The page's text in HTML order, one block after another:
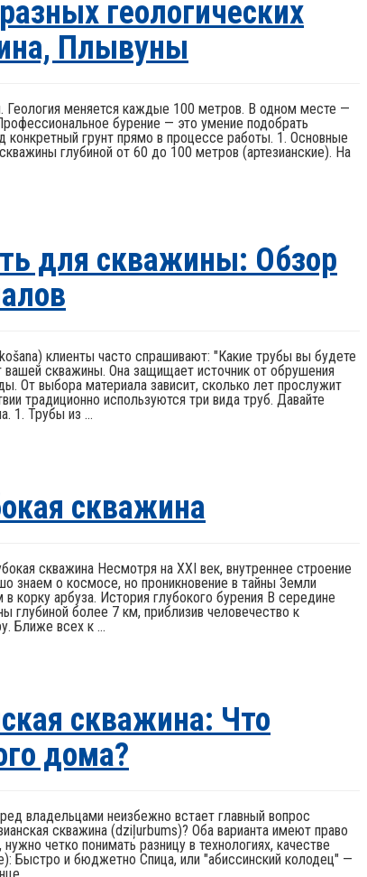
геологических
Плывуны
Геология меняется каждые 100 метров. В одном месте —
бурение — это умение подобрать
конкретный грунт прямо в процессе работы. 1. Основные
глубиной от 60 до 100 метров (артезианские). На
для скважины: Обзор
клиенты часто спрашивают: "Какие трубы вы будете
вашей скважины. Она защищает источник от обрушения
От выбора материала зависит, сколько лет прослужит
традиционно используются три вида труб. Давайте
1. Трубы из ...
скважина
скважина Несмотря на XXI век, внутреннее строение
знаем о космосе, но проникновение в тайны Земли
корку арбуза. История глубокого бурения В середине
глубиной более 7 км, приблизив человечество к
Ближе всех к ...
скважина: Что
дома?
владельцами неизбежно встает главный вопрос
скважина (dziļurbums)? Оба варианта имеют право
четко понимать разницу в технологиях, качестве
Быстро и бюджетно Спица, или "абиссинский колодец" —